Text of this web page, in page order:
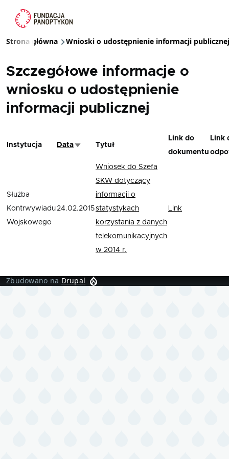
Ścieżka nawigacyjna
Strona główna Wnioski o udostępnienie informacji publicznej
Szczegółowe informacje o
wniosku o udostępnienie
informacji publicznej
Instytucja DataSortuj rosnąco
Tytuł
Link do
dokumentu
Link
Służba
Kontrwywiadu
Wojskowego
24.02.2015
Wniosek do Szefa
SKW dotyczący
informacji o
statystykach
korzystania z danych
telekomunikacyjnych
w 2014 r.
Link
Zbudowano na Drupal